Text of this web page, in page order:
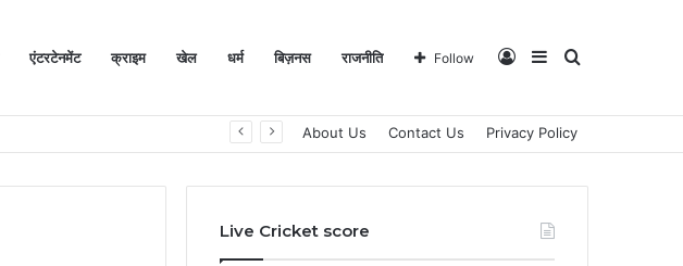
एंटरटेनमेंट क्राइम खेल धर्म बिज़नस राजनीति Search
Sidebar
Log
Follow
About Us Contact Us Privacy Policy
Live Cricket score